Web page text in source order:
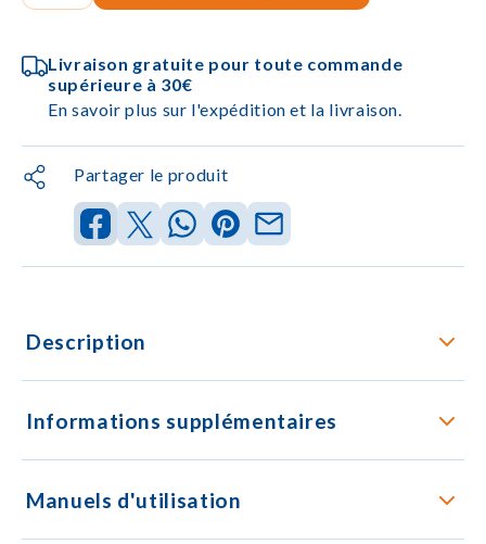
Livraison gratuite pour toute commande
supérieure à 30€
En savoir plus sur l'expédition et la livraison.
Partager le produit
Description
Informations supplémentaires
Manuels d'utilisation